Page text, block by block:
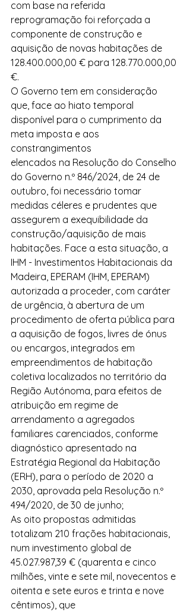
com base na referida
reprogramação foi reforçada a
componente de construção e
aquisição de novas habitações de
128.400.000,00 € para 128.770.000,00
€.
O Governo tem em consideração
que, face ao hiato temporal
disponível para o cumprimento da
meta imposta e aos
constrangimentos
elencados na Resolução do Conselho
do Governo n.º 846/2024, de 24 de
outubro, foi necessário tomar
medidas céleres e prudentes que
assegurem a exequibilidade da
construção/aquisição de mais
habitações. Face a esta situação, a
IHM - Investimentos Habitacionais da
Madeira, EPERAM (IHM, EPERAM)
autorizada a proceder, com caráter
de urgência, à abertura de um
procedimento de oferta pública para
a aquisição de fogos, livres de ónus
ou encargos, integrados em
empreendimentos de habitação
coletiva localizados no território da
Região Autónoma, para efeitos de
atribuição em regime de
arrendamento a agregados
familiares carenciados, conforme
diagnóstico apresentado na
Estratégia Regional da Habitação
(ERH), para o período de 2020 a
2030, aprovada pela Resolução n.º
494/2020, de 30 de junho;
As oito propostas admitidas
totalizam 210 frações habitacionais,
num investimento global de
45.027.987,39 € (quarenta e cinco
milhões, vinte e sete mil, novecentos e
oitenta e sete euros e trinta e nove
cêntimos), que